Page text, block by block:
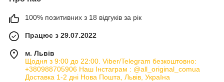
100% позитивних з 18 відгуків за рік
Працює з 29.07.2022
м. Львів
Щодня з 9:00 до 22:00. Viber/Telegram безкоштовно:
+380988705906 Наш Інстаграм : @all_original_comua
Доставка 1-2 дні Нова Пошта, Львів, Україна